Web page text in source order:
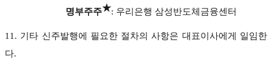
명부주주★: 우리은행 삼성반도체금융센터
11. 기타 신주발행에 필요한 절차의 사항은 대표이사에게 일임한
다.